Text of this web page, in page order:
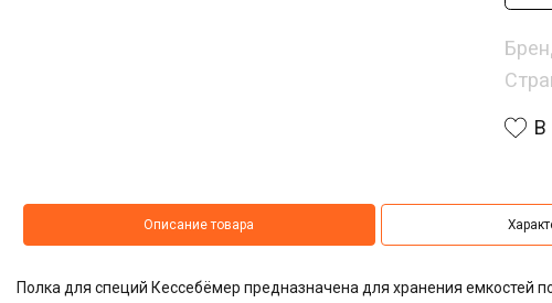
В
Описание товара
Полка для специй Кессебёмер предназначена для хранения